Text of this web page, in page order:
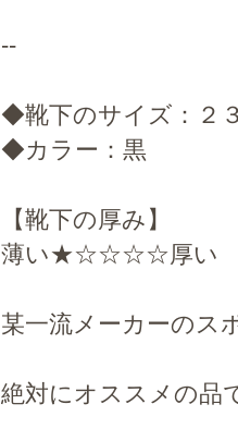
--
◆靴下のサイズ：２
◆カラー：黒
【靴下の厚み】
薄い★☆☆☆☆厚い
某一流メーカーのス
絶対にオススメの品